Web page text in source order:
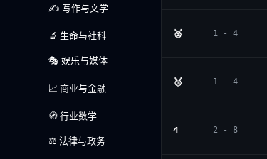
✍️ 写作与文学
🔬 生命与社科
🎭 娱乐与媒体
📈 商业与金融
🧭 行业数学
⚖️ 法律与政务
🥈 1 - 4
🥉 1 - 4
4 2 - 8